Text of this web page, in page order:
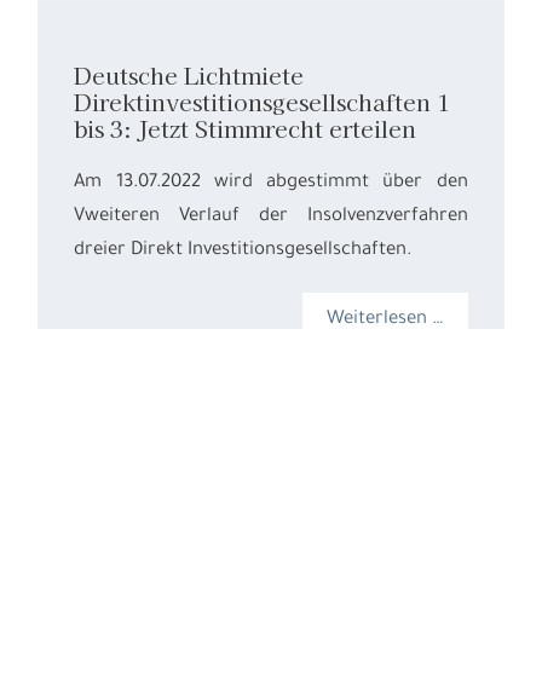
Deutsche Lichtmiete
Direktinvestitionsgesellschaften 1
bis 3: Jetzt Stimmrecht erteilen
Am 13.07.2022 wird abgestimmt über den
Vweiteren Verlauf der Insolvenzverfahren
dreier Direkt Investitionsgesellschaften.
Weiterlesen …